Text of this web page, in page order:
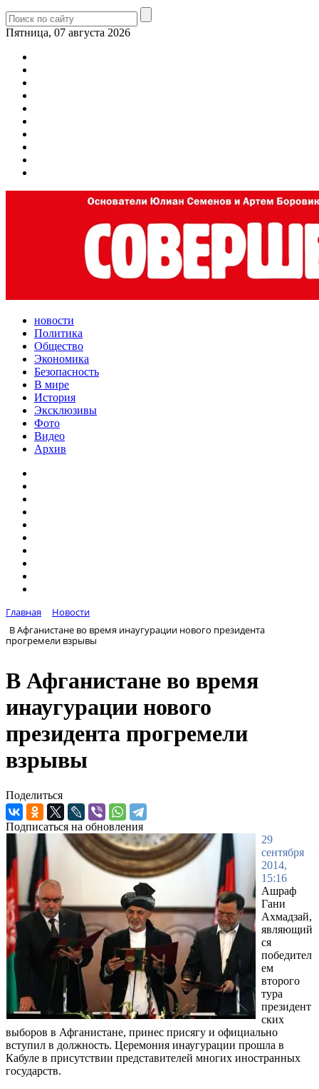
Пятница, 07 августа 2026
новости
Политика
Общество
Экономика
Безопасность
В мире
История
Эксклюзивы
Фото
Видео
Архив
Главная
Новости
В Афганистане во время инаугурации нового президента
прогремели взрывы
В Афганистане во время
инаугурации нового
президента прогремели
взрывы
Поделиться
Подписаться на обновления
29
сентября
2014,
15:16
Ашраф
Гани
Ахмадзай,
являющий
ся
победител
ем
второго
тура
президент
ских
выборов в Афганистане, принес присягу и официально
вступил в должность. Церемония инаугурации прошла в
Кабуле в присутствии представителей многих иностранных
государств.